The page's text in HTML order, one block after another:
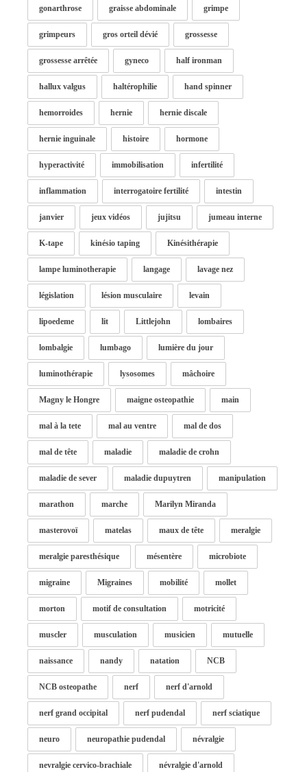
gonarthrose graisse abdominale grimpe
grimpeurs gros orteil dévié grossesse
grossesse arrêtée gyneco half ironman
hallux valgus haltérophilie hand spinner
hemorroides hernie hernie discale
hernie inguinale histoire hormone
hyperactivité immobilisation infertilité
inflammation interrogatoire fertilité intestin
janvier jeux vidéos jujitsu jumeau interne
K-tape kinésio taping Kinésithérapie
lampe luminotherapie langage lavage nez
législation lésion musculaire levain
lipoedeme lit Littlejohn lombaires
lombalgie lumbago lumière du jour
luminothérapie lysosomes mâchoire
Magny le Hongre maigne osteopathie main
mal à la tete mal au ventre mal de dos
mal de tête maladie maladie de crohn
maladie de sever maladie dupuytren manipulation
marathon marche Marilyn Miranda
masterovoï matelas maux de tête meralgie
meralgie paresthésique mésentère microbiote
migraine Migraines mobilité mollet
morton motif de consultation motricité
muscler musculation musicien mutuelle
naissance nandy natation NCB
NCB osteopathe nerf nerf d'arnold
nerf grand occipital nerf pudendal nerf sciatique
neuro neuropathie pudendal névralgie
nevralgie cervico-brachiale névralgie d'arnold